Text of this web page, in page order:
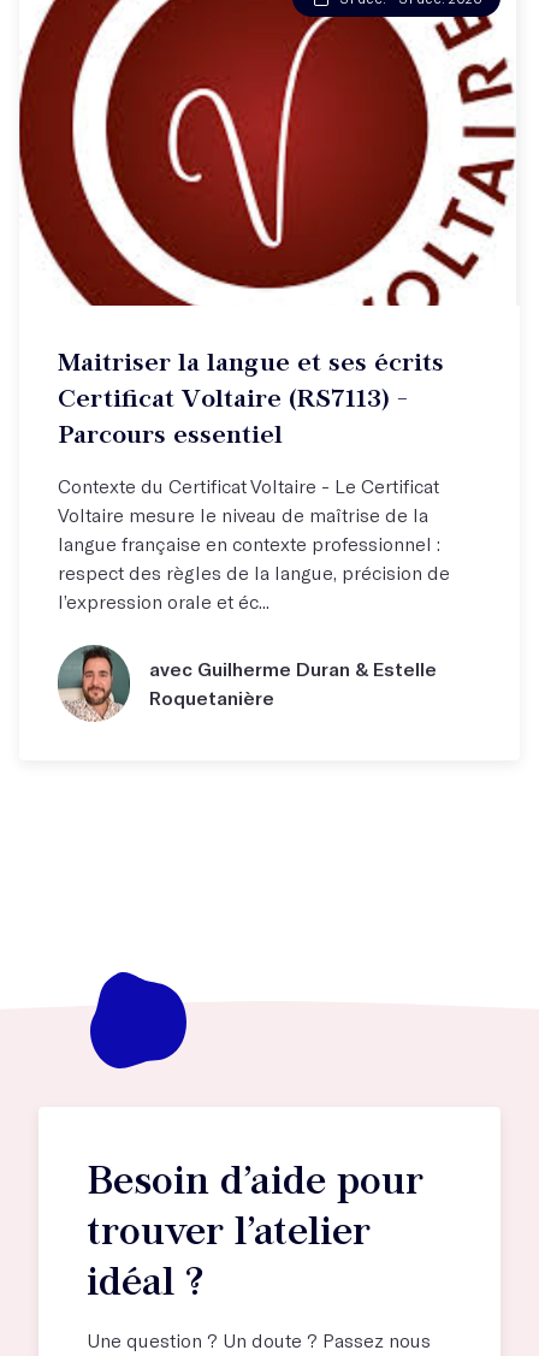
Maitriser la langue et ses écrits
Certificat Voltaire (RS7113) -
Parcours essentiel
Contexte du Certificat Voltaire - Le Certificat
Voltaire mesure le niveau de maîtrise de la
langue française en contexte professionnel :
respect des règles de la langue, précision de
l’expression orale et éc...
avec Guilherme Duran & Estelle
Roquetanière
Besoin d’aide pour
trouver l’atelier
idéal ?
Une question ? Un doute ? Passez nous